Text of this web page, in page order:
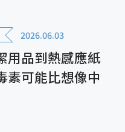
2026.06.03
用品到熱感應紙
素可能比想像中